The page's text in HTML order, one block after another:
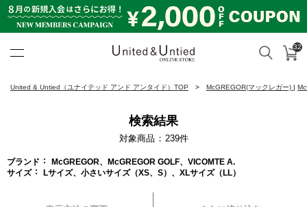
検索 カ
32
United & Untied（ユナイテッド アンド アンタイド）TOP McGREGOR(マックレガー) |
検索結果
対象商品 239件
ブランド
McGREGOR、McGREGOR GOLF、VICOMTE A.
サイズ
Lサイズ、小さいサイズ（XS、S）、XLサイズ（LL）